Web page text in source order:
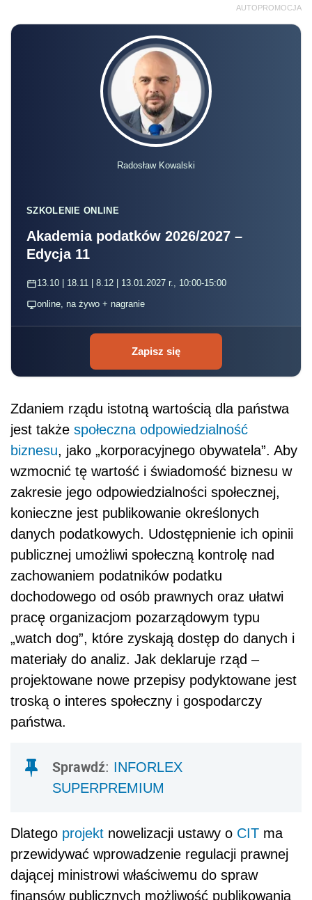
AUTOPROMOCJA
Radosław Kowalski
SZKOLENIE ONLINE
Akademia podatków 2026/2027 –
Edycja 11
13.10 | 18.11 | 8.12 | 13.01.2027 r., 10:00-15:00
online, na żywo + nagranie
Zapisz się
Zdaniem rządu istotną wartością dla państwa
jest także społeczna odpowiedzialność
biznesu, jako „korporacyjnego obywatela”. Aby
wzmocnić tę wartość i świadomość biznesu w
zakresie jego odpowiedzialności społecznej,
konieczne jest publikowanie określonych
danych podatkowych. Udostępnienie ich opinii
publicznej umożliwi społeczną kontrolę nad
zachowaniem podatników podatku
dochodowego od osób prawnych oraz ułatwi
pracę organizacjom pozarządowym typu
„watch dog”, które zyskają dostęp do danych i
materiały do analiz. Jak deklaruje rząd –
projektowane nowe przepisy podyktowane jest
troską o interes społeczny i gospodarczy
państwa.
Sprawdź: INFORLEX
SUPERPREMIUM
Dlatego projekt nowelizacji ustawy o CIT ma
przewidywać wprowadzenie regulacji prawnej
dającej ministrowi właściwemu do spraw
finansów publicznych możliwość publikowania